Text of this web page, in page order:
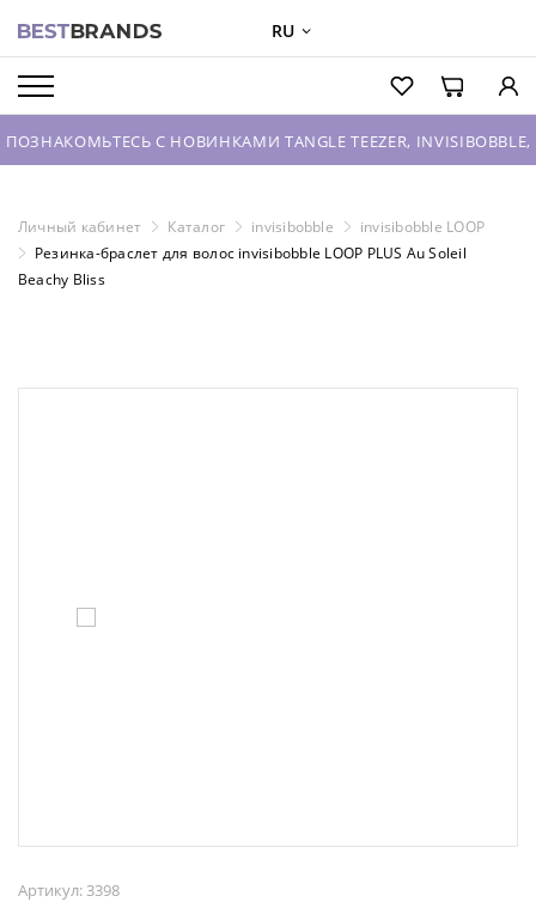
RU
С НОВИНКАМИ TANGLE TEEZER, INVISIBOBBLE, HOUSE
Личный кабинет Каталог invisibobble
invisibobble LOOP
Резинка-браслет для волос invisibobble LOOP PLUS Au Soleil
Beachy Bliss
Артикул: 3398
О БРЕНДАХ
КАТАЛОГ
О КОМПАНИИ
ОПТОВЫЕ ПРОДАЖИ
ВХОД ДЛЯ ПАРТНЕРОВ